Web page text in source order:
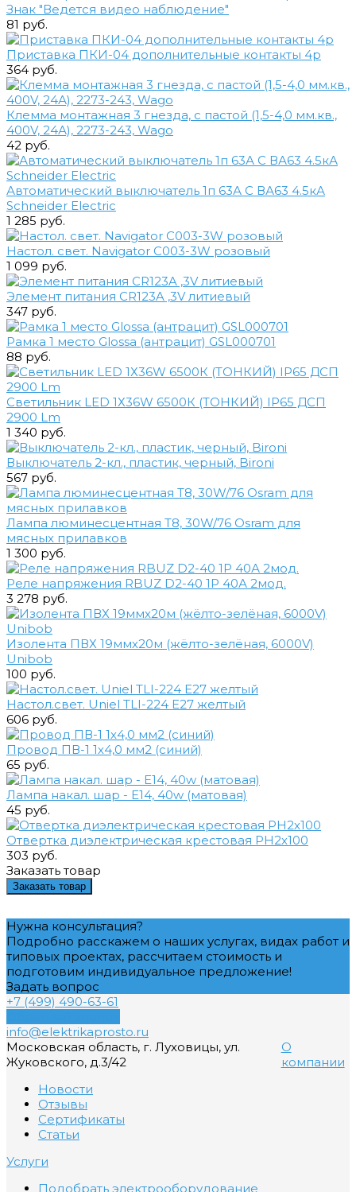
Знак "Ведется видео наблюдение"
81 руб.
Приставка ПКИ-04 дополнительные контакты 4р
364 руб.
Клемма монтажная 3 гнезда, с пастой (1,5-4,0 мм.кв.,
400V, 24А), 2273-243, Wago
42 руб.
Автоматический выключатель 1п 63А С ВА63 4.5кА
Schneider Electric
1 285 руб.
Настол. свет. Navigator C003-3W розовый
1 099 руб.
Элемент питания CR123A ,3V литиевый
347 руб.
Рамка 1 место Glossa (антрацит) GSL000701
88 руб.
Светильник LED 1Х36W 6500К (ТОНКИЙ) IP65 ДСП
2900 Lm
1 340 руб.
Выключатель 2-кл., пластик, черный, Bironi
567 руб.
Лампа люминесцентная Т8, 30W/76 Osram для
мясных прилавков
1 300 руб.
Реле напряжения RBUZ D2-40 1P 40А 2мод.
3 278 руб.
Изолента ПВХ 19ммх20м (жёлто-зелёная, 6000V)
Unibob
100 руб.
Настол.свет. Uniel TLI-224 E27 желтый
606 руб.
Провод ПВ-1 1х4,0 мм2 (синий)
65 руб.
Лампа накал. шар - E14, 40w (матовая)
45 руб.
Отвертка диэлектрическая крестовая РН2х100
303 руб.
Заказать товар
Заказать товар
Нужна консультация?
Подробно расскажем о наших услугах, видах работ и
типовых проектах, рассчитаем стоимость и
подготовим индивидуальное предложение!
Задать вопрос
+7 (499) 490-63-61
info@elektrikaprosto.ru
Московская область, г. Луховицы, ул.
Жуковского, д.3/42
О
компании
Новости
Отзывы
Сертификаты
Статьи
Услуги
Подобрать электрооборудование